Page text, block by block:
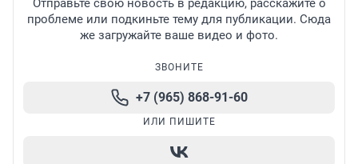
Отправьте свою новость в редакцию, расскажите о
проблеме или подкиньте тему для публикации. Сюда
же загружайте ваше видео и фото.
ЗВОНИТЕ
+7 (965) 868-91-60
ИЛИ ПИШИТЕ